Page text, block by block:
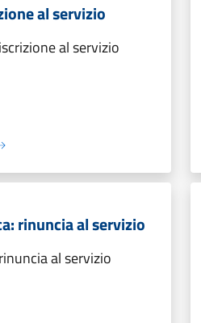
al servizio
al servizio
rinuncia al servizio
al servizio